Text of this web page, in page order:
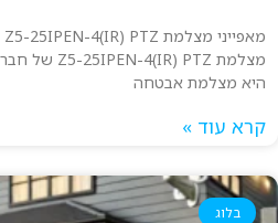
היא מצלמת אבטחה
קרא עוד »
בלוג